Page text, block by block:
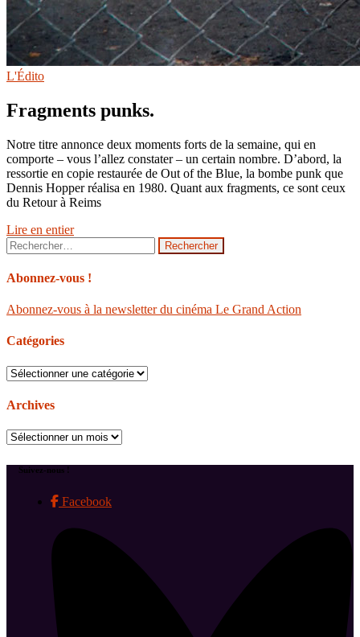
L'Édito
Fragments punks.
Notre titre annonce deux moments forts de la semaine, qui en
comporte – vous l’allez constater – un certain nombre. D’abord, la
ressortie en copie restaurée de Out of the Blue, la bombe punk que
Dennis Hopper réalisa en 1980. Quant aux fragments, ce sont ceux
du Retour à Reims
Lire en entier
Rechercher :
Abonnez-vous !
Abonnez-vous à la newsletter du cinéma Le Grand Action
Catégories
Catégories
Archives
Archives
Suivez-nous !
Facebook